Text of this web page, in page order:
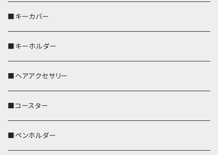
バッグインバッグ
オカメインコ
歌うオカメちゃん
おかめ３兄弟
セキセイインコ
文鳥
鹿
ペンギン
■キーカバー
■キーホルダー
■ヘアアクセサリー
■コースター
■ペンホルダー